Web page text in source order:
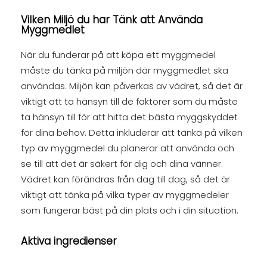
Vilken Miljö du har Tänk att Använda
Myggmedlet
När du funderar på att köpa ett myggmedel
måste du tänka på miljön där myggmedlet ska
användas. Miljön kan påverkas av vädret, så det är
viktigt att ta hänsyn till de faktorer som du måste
ta hänsyn till för att hitta det bästa myggskyddet
för dina behov. Detta inkluderar att tänka på vilken
typ av myggmedel du planerar att använda och
se till att det är säkert för dig och dina vänner.
Vädret kan förändras från dag till dag, så det är
viktigt att tänka på vilka typer av myggmedeler
som fungerar bäst på din plats och i din situation.
Aktiva ingredienser